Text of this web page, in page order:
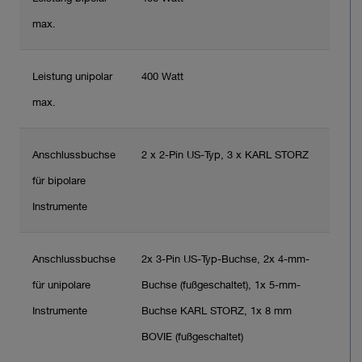
max.
Leistung unipolar
max.
400 Watt
Anschlussbuchse
für bipolare
Instrumente
2 x 2-Pin US-Typ, 3 x KARL STORZ
Anschlussbuchse
für unipolare
Instrumente
2x 3-Pin US-Typ-Buchse, 2x 4-mm-
Buchse (fußgeschaltet), 1x 5-mm-
Buchse KARL STORZ, 1x 8 mm
BOVIE (fußgeschaltet)